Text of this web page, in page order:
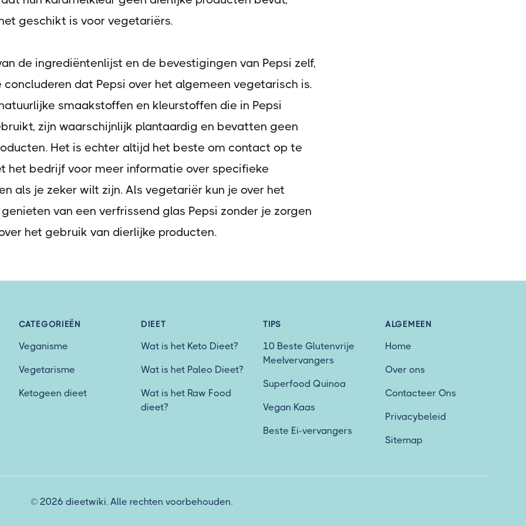
geschikt is voor vegetariërs.
de ingrediëntenlijst en de bevestigingen van Pepsi zelf,
concluderen dat Pepsi over het algemeen vegetarisch is.
smaakstoffen en kleurstoffen die in Pepsi
zijn waarschijnlijk plantaardig en bevatten geen
Het is echter altijd het beste om contact op te
het bedrijf voor meer informatie over specifieke
als je zeker wilt zijn. Als vegetariër kun je over het
van een verfrissend glas Pepsi zonder je zorgen
het gebruik van dierlijke producten.
CATEGORIEËN
Veganisme
Vegetarisme
Ketogeen dieet
DIEET
Wat is het Keto Dieet?
Wat is het Paleo Dieet?
Wat is het Raw Food
dieet?
TIPS
10 Beste Glutenvrije
Meelvervangers
Superfood Quinoa
Vegan Kaas
Beste Ei-vervangers
ALGEMEEN
Home
Over ons
Contacteer Ons
Privacybeleid
Sitemap
© 2026 dieetwiki. Alle rechten voorbehouden.